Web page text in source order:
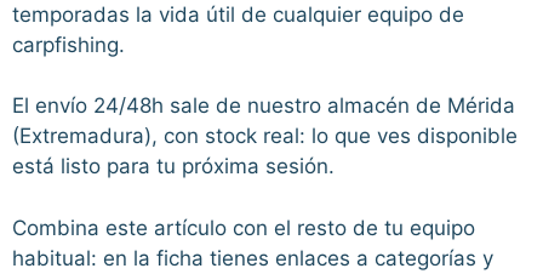
temporadas la vida útil de cualquier equipo de
carpfishing.
El envío 24/48h sale de nuestro almacén de Mérida
(Extremadura), con stock real: lo que ves disponible
está listo para tu próxima sesión.
Combina este artículo con el resto de tu equipo
habitual: en la ficha tienes enlaces a categorías y